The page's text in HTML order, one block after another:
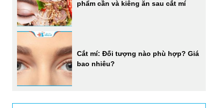
phẩm cần và kiêng ăn sau cắt mí
Cắt mí: Đối tượng nào phù hợp? Giá
bao nhiêu?